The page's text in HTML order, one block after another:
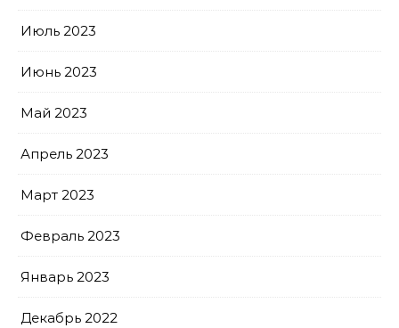
Июль 2023
Июнь 2023
Май 2023
Апрель 2023
Март 2023
Февраль 2023
Январь 2023
Декабрь 2022